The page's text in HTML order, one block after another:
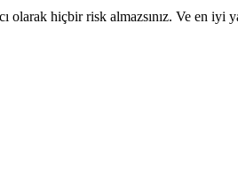
olarak hiçbir risk almazsınız. Ve en iyi